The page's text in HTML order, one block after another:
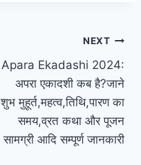
NEXT
Apara Ekadashi 2024:
अपरा एकादशी कब है?जाने
शुभ मुहूर्त,महत्व,तिथि,पारण का
समय,व्रत कथा और पूजन
सामग्री आदि सम्पूर्ण जानकारी